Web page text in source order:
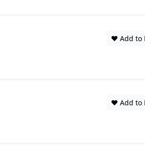
❤️ Add to
❤️ Add to